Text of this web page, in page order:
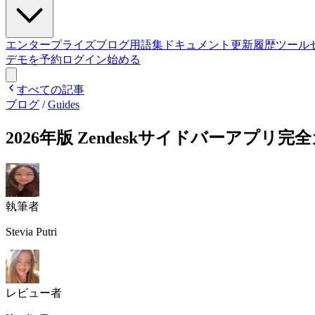
エンタープライズブログ用語集 ドキュメント 更新履歴ツール
デモを予約 ログイン始める
すべての記事
ブログ /Guides
2026年版 Zendeskサイドバーアプリ完
執筆者
Stevia Putri
レビュー者